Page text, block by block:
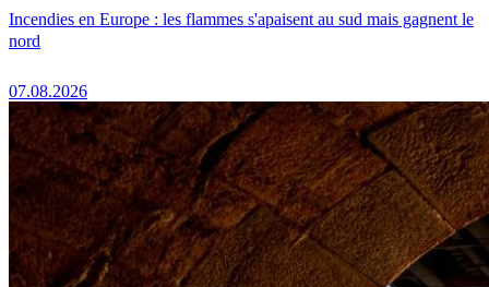
Incendies en Europe : les flammes s'apaisent au sud mais gagnent le
nord
07.08.2026